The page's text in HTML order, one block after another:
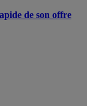
de son offre